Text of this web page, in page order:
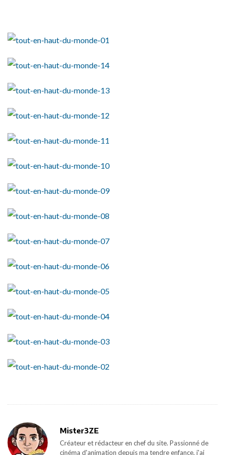
Mister3ZE
Créateur et rédacteur en chef du site. Passionné de
cinéma d'animation depuis ma tendre enfance, j'ai